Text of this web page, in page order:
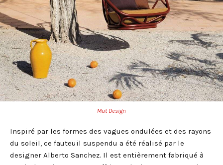
Mut Design
Inspiré par les formes des vagues ondulées et des rayons
du soleil, ce fauteuil suspendu a été réalisé par le
designer Alberto Sanchez. Il est entièrement fabriqué à